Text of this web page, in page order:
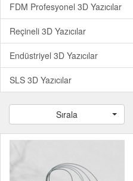
FDM Profesyonel 3D Yazıcılar
Reçineli 3D Yazıcılar
Endüstriyel 3D Yazıcılar
SLS 3D Yazıcılar
Sırala